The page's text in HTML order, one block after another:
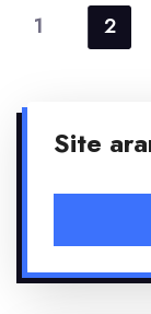
sayfalaması
1 2
Site